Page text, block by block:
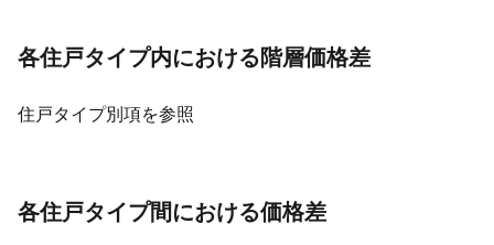
各住戸タイプ内における階層価格差
住戸タイプ別項を参照
各住戸タイプ間における価格差